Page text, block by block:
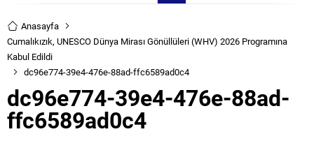
Anasayfa
Cumalıkızık, UNESCO Dünya Mirası Gönüllüleri (WHV) 2026 Programına
Kabul Edildi
dc96e774-39e4-476e-88ad-ffc6589ad0c4
dc96e774-39e4-476e-88ad-
ffc6589ad0c4